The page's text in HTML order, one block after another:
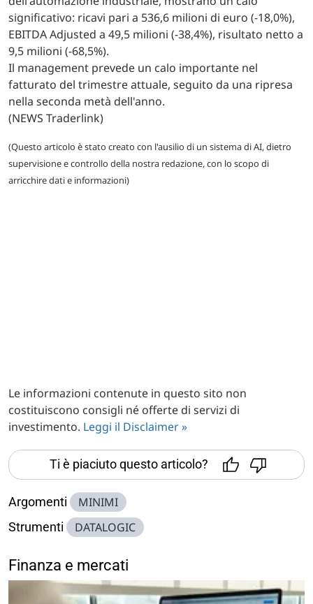
significativo: ricavi pari a 536,6 milioni di euro (-18,0%),
EBITDA Adjusted a 49,5 milioni (-38,4%), risultato netto a
9,5 milioni (-68,5%).
Il management prevede un calo importante nel
fatturato del trimestre attuale, seguito da una ripresa
nella seconda metà dell'anno.
(NEWS Traderlink)
(Questo articolo è stato creato con l'ausilio di un sistema di AI, dietro
supervisione e controllo della nostra redazione, con lo scopo di
arricchire dati e informazioni)
Le informazioni contenute in questo sito non
costituiscono consigli né offerte di servizi di
investimento. Leggi il Disclaimer »
Ti è piaciuto questo articolo?
Argomenti MINIMI
Strumenti DATALOGIC
Finanza e mercati